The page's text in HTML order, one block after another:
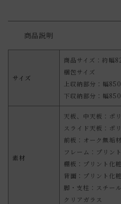
商品説明
サイズ
商品サイズ：約
梱包サイズ
上収納部分：幅
下収納部分：幅
素材
天板、中天板：ポ
スライド天板：ポ
前板：オーク無垢
フレーム：プリン
棚板：プリント化
背面：プリント化
脚・支柱：スチー
クリアガラス